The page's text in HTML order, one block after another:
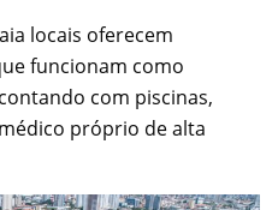
locais oferecem
funcionam como
com piscinas,
próprio de alta